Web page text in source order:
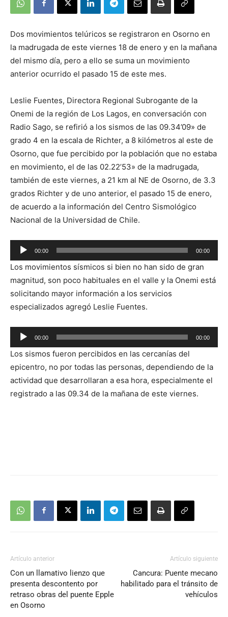
Dos movimientos telúricos se registraron en Osorno en
la madrugada de este viernes 18 de enero y en la mañana
del mismo día, pero a ello se suma un movimiento
anterior ocurrido el pasado 15 de este mes.
Leslie Fuentes, Directora Regional Subrogante de la
Onemi de la región de Los Lagos, en conversación con
Radio Sago, se refirió a los sismos de las 09.34’09» de
grado 4 en la escala de Richter, a 8 kilómetros al este de
Osorno, que fue percibido por la población que no estaba
en movimiento, el de las 02.22’53» de la madrugada,
también de este viernes, a 21 km al NE de Osorno, de 3.3
grados Richter y de uno anterior, el pasado 15 de enero,
de acuerdo a la información del Centro Sismológico
Nacional de la Universidad de Chile.
Reproductor
de
audio
00:00 00:00
Los movimientos sísmicos si bien no han sido de gran
magnitud, son poco habituales en el valle y la Onemi está
solicitando mayor información a los servicios
especializados agregó Leslie Fuentes.
Reproductor
de
audio
00:00 00:00
Los sismos fueron percibidos en las cercanías del
epicentro, no por todas las personas, dependiendo de la
actividad que desarrollaran a esa hora, especialmente el
registrado a las 09.34 de la mañana de este viernes.
Artículo anterior
Con un llamativo lienzo que
presenta descontento por
retraso obras del puente Epple
en Osorno
Artículo siguiente
Cancura: Puente mecano
habilitado para el tránsito de
vehículos